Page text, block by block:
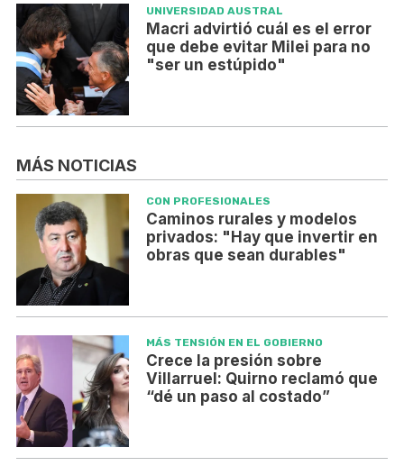
UNIVERSIDAD AUSTRAL
Macri advirtió cuál es el error
que debe evitar Milei para no
"ser un estúpido"
MÁS NOTICIAS
CON PROFESIONALES
Caminos rurales y modelos
privados: "Hay que invertir en
obras que sean durables"
MÁS TENSIÓN EN EL GOBIERNO
Crece la presión sobre
Villarruel: Quirno reclamó que
“dé un paso al costado”